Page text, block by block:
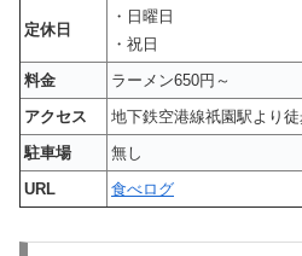
定休日
・日曜日
・祝日
料金
ラーメン650円～
アクセス
地下鉄空港線祇園駅より
駐車場
無し
URL
食べログ